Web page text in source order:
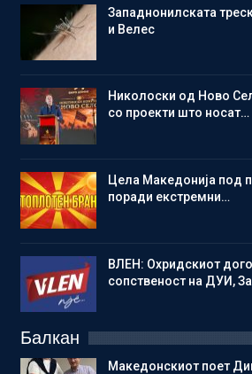
Западнонилската
и Велес
Николоски од Ново
со проекти што носат…
Цела Македонија под
поради екстремни…
ВЛЕН: Охридскиот
сопственост на ДУИ,
Балкан
Македонскиот поет